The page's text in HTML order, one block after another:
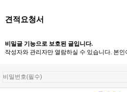
견적요청서
비밀글 기능으로 보호된 글입니다.
작성자와 관리자만 열람하실 수 있습니다. 본